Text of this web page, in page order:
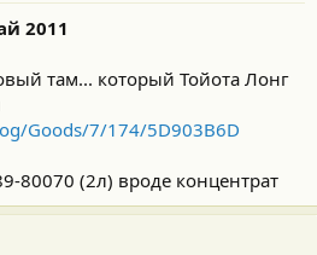
2011
там... который Тойота Лонг
Goods/7/174/5D903B6D
80070 (2л) вроде концентрат